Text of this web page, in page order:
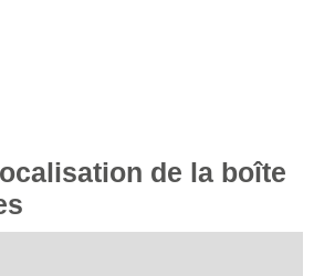
de la boîte